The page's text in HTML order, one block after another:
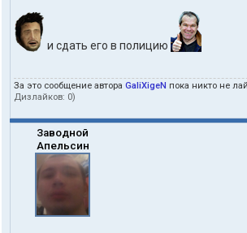
и сдать его в полицию
За это сообщение автора GaliXigeN пока никто не
Дизлайков: 0)
Заводной
Апельсин